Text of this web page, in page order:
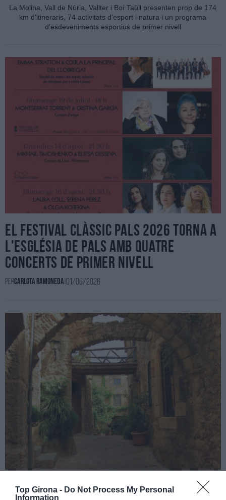
Top Girona - Do Not Process My Personal
Information
La Molina, Vall de Núria, Vallter i Boí Taüll presenten prop de 174
km d'itineraris, 74 activitats d'esport i natura i un programa
d'esdeveniments esportius de primer nivell
El Festival Clàssic Pals 2026 torna a
l'Església de Pals amb quatre
concerts de primer nivell
PerCarlota Ramoneda 01/06/2026
Pals s'omple d'activitats culturals